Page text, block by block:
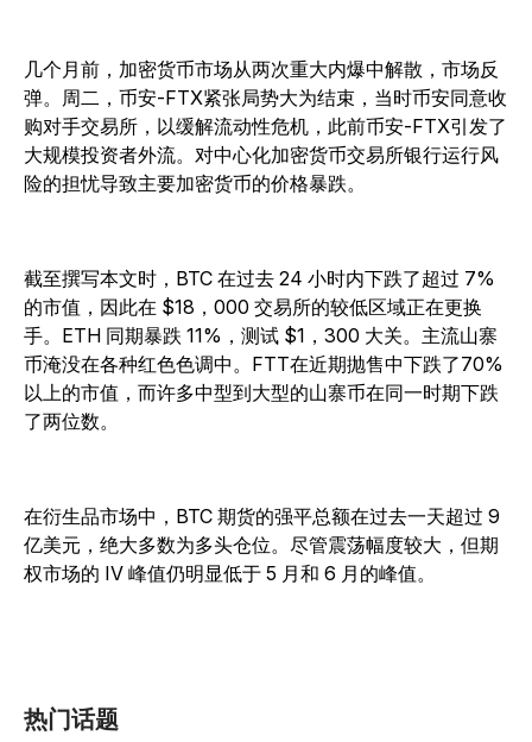
几个月前，加密货币市场从两次重大内爆中解散，市场反
弹。周二，币安-FTX紧张局势大为结束，当时币安同意收
购对手交易所，以缓解流动性危机，此前币安-FTX引发了
大规模投资者外流。对中心化加密货币交易所银行运行风
险的担忧导致主要加密货币的价格暴跌。
截至撰写本文时，BTC 在过去 24 小时内下跌了超过 7%
的市值，因此在 $18，000 交易所的较低区域正在更换
手。ETH 同期暴跌 11%，测试 $1，300 大关。主流山寨
币淹没在各种红色色调中。FTT在近期抛售中下跌了70%
以上的市值，而许多中型到大型的山寨币在同一时期下跌
了两位数。
在衍生品市场中，BTC 期货的强平总额在过去一天超过 9
亿美元，绝大多数为多头仓位。尽管震荡幅度较大，但期
权市场的 IV 峰值仍明显低于 5 月和 6 月的峰值。
热门话题